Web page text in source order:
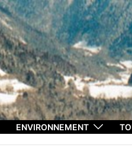
ENVIRONNEMENT